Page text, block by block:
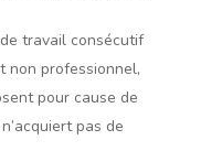
travail consécutif
non professionnel,
pour cause de
pas de